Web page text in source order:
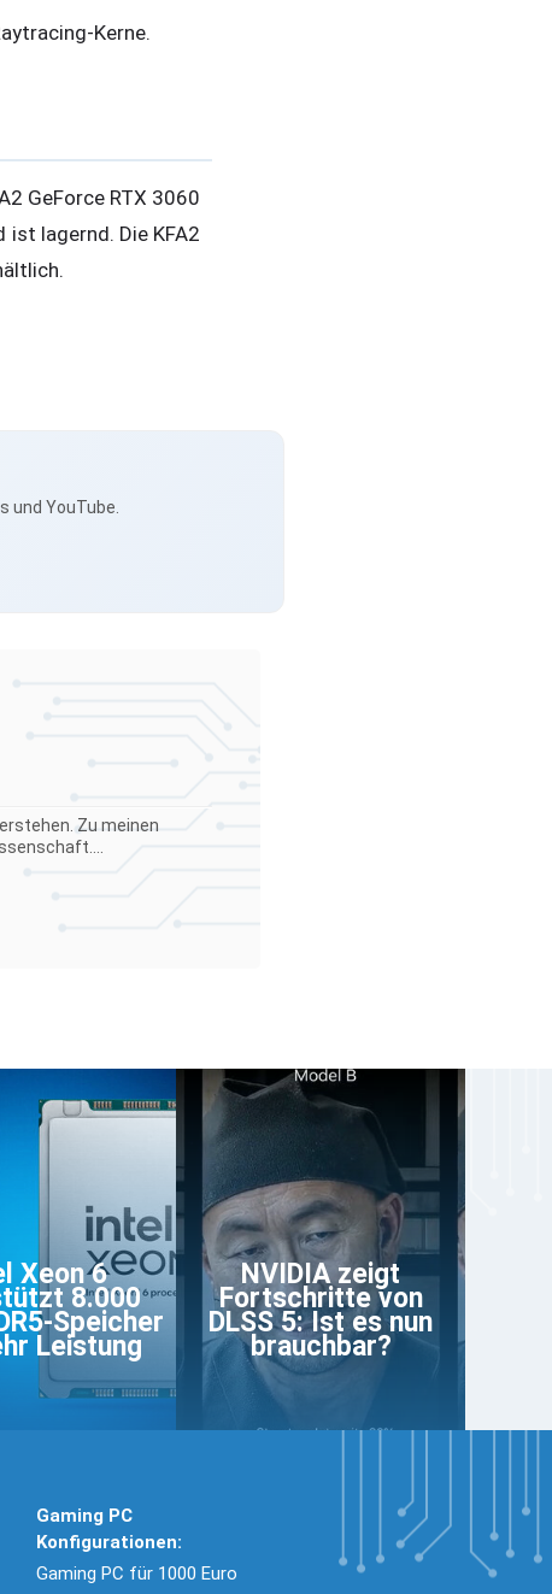
Kerne.
GeForce RTX 3060
lagernd. Die KFA2
und YouTube.
Zu meinen
Xeon 6
8.000
Speicher
Leistung
NVIDIA zeigt
Fortschritte von
DLSS 5: Ist es nun
brauchbar?
Gaming PC
Konfigurationen:
Gaming PC für 1000 Euro